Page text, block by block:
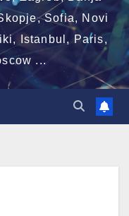
Sofia, Novi
Istanbul, Paris,
...